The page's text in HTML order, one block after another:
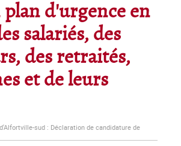
d'urgence en
salariés, des
des retraités,
et de leurs
sud : Déclaration de candidature de